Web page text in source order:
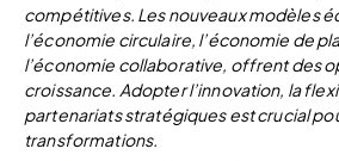
compétitives. Les nouveaux modèles
l’économie circulaire, l’économie de
l’économie collaborative, offrent des
croissance. Adopter l’innovation, la
partenariats stratégiques est crucial
transformations.